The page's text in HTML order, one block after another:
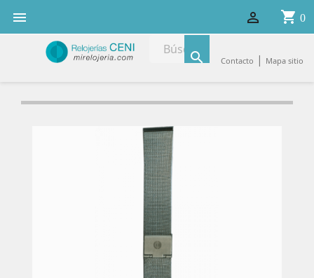
 shopping_cart 0

 Contacto | Mapa sitio